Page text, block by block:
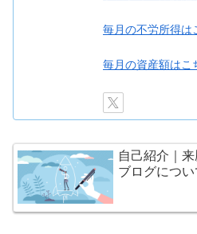
毎月の不労所得は
毎月の資産額はこ
自己紹介｜
ブログについ